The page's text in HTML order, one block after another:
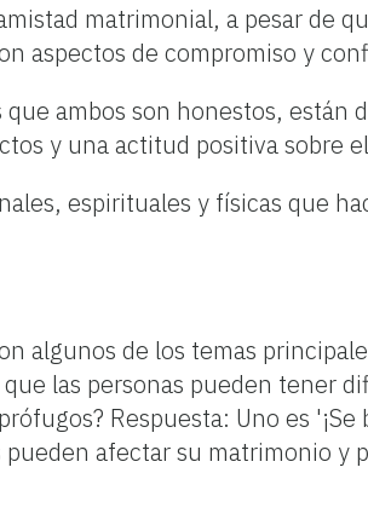
matrimonial, a pesar de
aspectos de compromiso y
ambos son honestos, están
y una actitud positiva
espirituales y físicas que
algunos de los temas
las personas pueden tener
Respuesta: Uno es
afectar su matrimonio